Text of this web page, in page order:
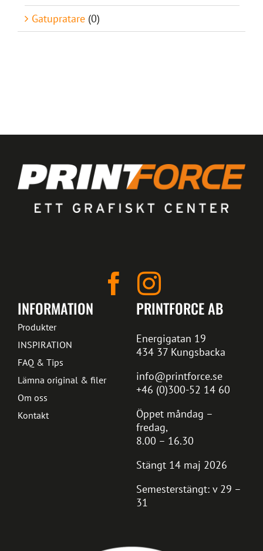
Gatupratare (0)
PRINTFORCE AB
Energigatan 19
434 37 Kungsbacka
info@printforce.se
+46 (0)300-52 14 60
Öppet måndag –
fredag,
8.00 – 16.30
Stängt 14 maj 2026
Semesterstängt: v 29 –
31
INFORMATION
Produkter
INSPIRATION
FAQ & Tips
Lämna original & filer
Om oss
Kontakt